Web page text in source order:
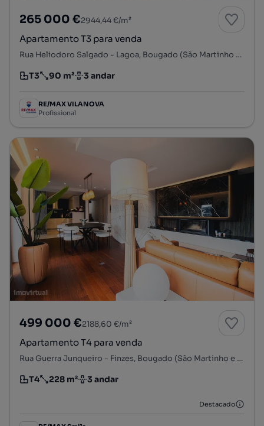
265 000 €2944,44 €/m²
Apartamento T3 para venda
Rua Heliodoro Salgado - Lagoa, Bougado (São Martinho e Santiago), Trofa, Porto
Tipologia
T3
Preço por metro quadrado
90 m²
Andar 3 andar
RE/MAX VILANOVA
Profissional
499 000 €2188,60 €/m²
Apartamento T4 para venda
Rua Guerra Junqueiro - Finzes, Bougado (São Martinho e Santiago), Trofa, Porto
Tipologia
T4
Preço por metro quadrado
228 m²
Andar 3 andar
Destacado